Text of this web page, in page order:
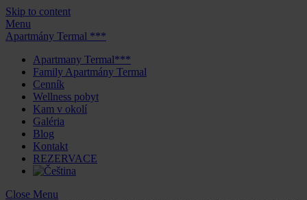
Skip to content
Menu
Apartmány Termal ***
Apartmany Termal***
Family Apartmány Termal
Cenník
Wellness pobyt
Kam v okolí
Galéria
Blog
Kontakt
REZERVACE
Close Menu